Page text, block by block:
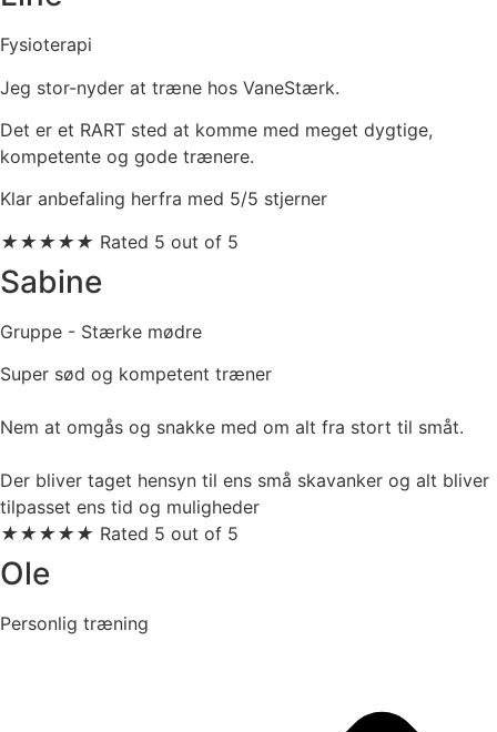
Fysioterapi
Jeg stor-nyder at træne hos VaneStærk.
Det er et RART sted at komme med meget dygtige,
kompetente og gode trænere.
Klar anbefaling herfra med 5/5 stjerner
★★★★★ Rated 5 out of 5
Sabine
Gruppe - Stærke mødre
Super sød og kompetent træner
Nem at omgås og snakke med om alt fra stort til småt.
Der bliver taget hensyn til ens små skavanker og alt bliver
tilpasset ens tid og muligheder
★★★★★ Rated 5 out of 5
Ole
Personlig træning